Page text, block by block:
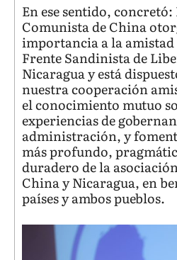
En ese sentido,
Comunista de China
importancia a la
Frente Sandinista de
Nicaragua y está
nuestra cooperación
el conocimiento mutuo
experiencias de
administración, y
más profundo,
duradero de la
China y Nicaragua, en
países y ambos pueblos.